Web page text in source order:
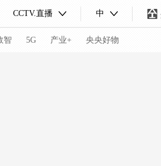
CCTV.直播 中
智 5G 产业+ 央央好物